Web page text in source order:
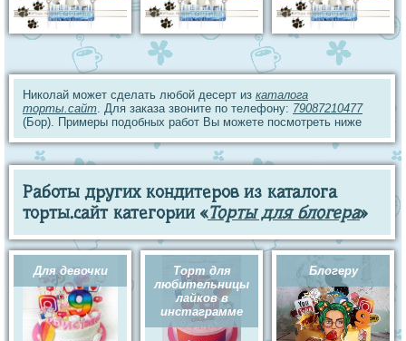
Николай может сделать любой десерт из каталога
торты.сайт. Для заказа звоните по телефону: 79087210477
(Бор). Примеры подобных работ Вы можете посмотреть ниже
Работы других кондитеров из каталога
торты.сайт категории «Торты для блогера»
Для девочки
Торт для
любительницы
лайков в
инстаграмме
Блогеру